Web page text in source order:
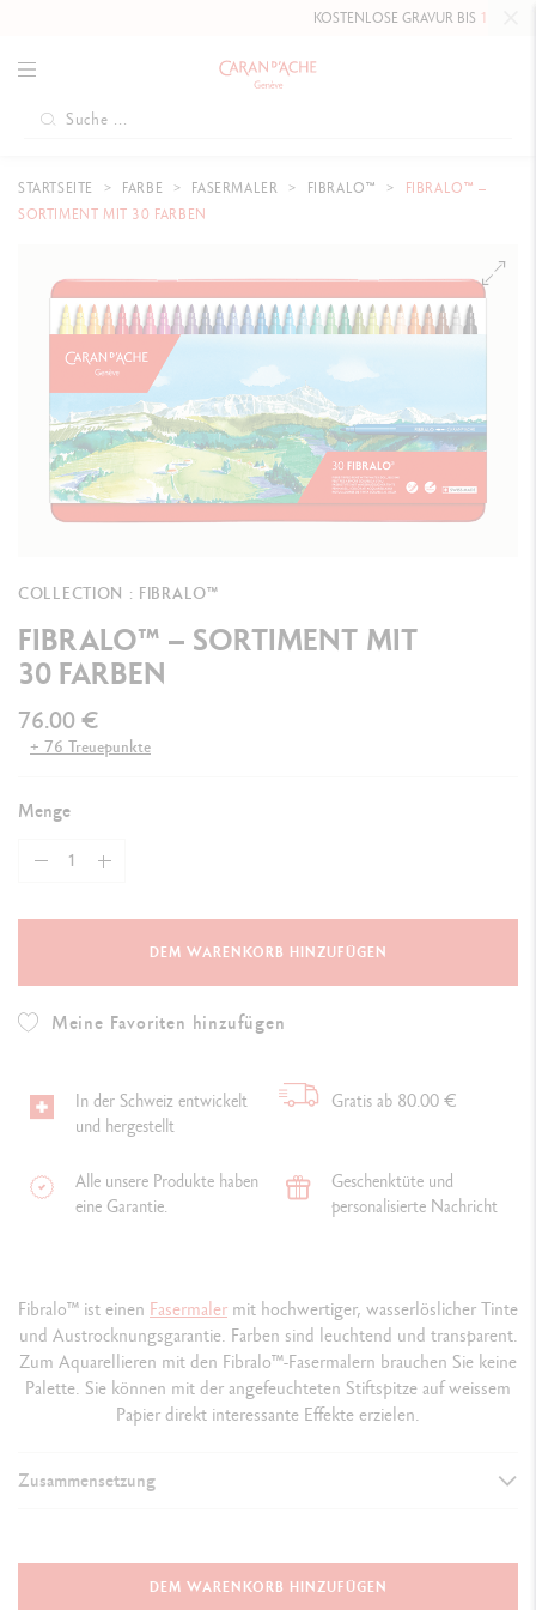
KOSTENLOSE GRAVUR BIS 10. MAI
STARTSEITE FARBE FASERMALER FIBRALO™
FIBRALO™ –
SORTIMENT MIT 30 FARBEN
COLLECTION : FIBRALO™
FIBRALO™ – SORTIMENT MIT
30 FARBEN
76.00 €
+ 76 Treuepunkte
Menge
DEM WARENKORB HINZUFÜGEN
Meine Favoriten hinzufügen
In der Schweiz entwickelt
und hergestellt
Gratis ab 80.00 €
Alle unsere Produkte haben
eine Garantie.
Geschenktüte und
personalisierte Nachricht
Fibralo™ ist einen Fasermaler mit hochwertiger, wasserlöslicher Tinte
und Austrocknungsgarantie. Farben sind leuchtend und transparent.
Zum Aquarellieren mit den Fibralo™-Fasermalern brauchen Sie keine
Palette. Sie können mit der angefeuchteten Stiftspitze auf weissem
Papier direkt interessante Effekte erzielen.
Zusammensetzung
Wasservermalbare Fasermaler
Hochwertige Tinte auf Wasserbasis, die sich nicht durch das Papier
DEM WARENKORB HINZUFÜGEN